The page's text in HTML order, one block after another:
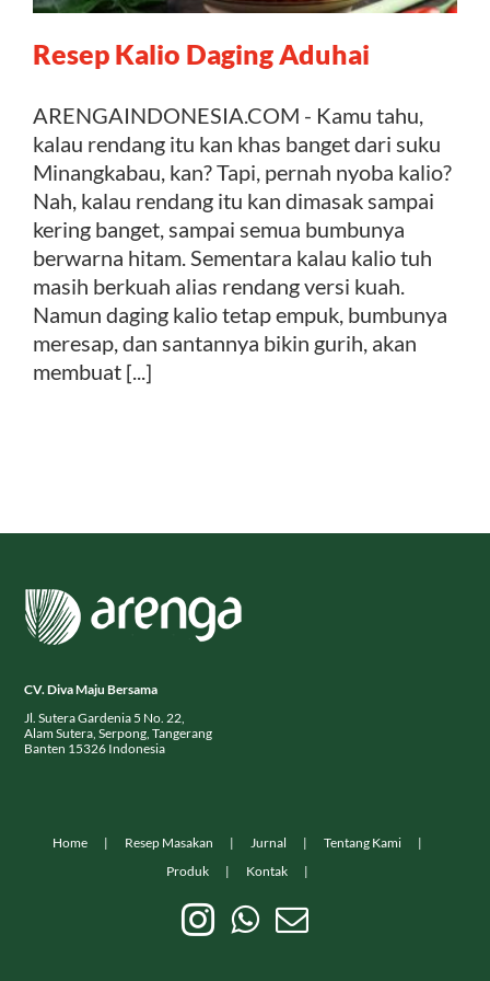
Kontak
Resep Kalio Daging Aduhai
ARENGAINDONESIA.COM - Kamu tahu,
kalau rendang itu kan khas banget dari suku
Minangkabau, kan? Tapi, pernah nyoba kalio?
Nah, kalau rendang itu kan dimasak sampai
kering banget, sampai semua bumbunya
berwarna hitam. Sementara kalau kalio tuh
masih berkuah alias rendang versi kuah.
Namun daging kalio tetap empuk, bumbunya
meresap, dan santannya bikin gurih, akan
membuat [...]
CV. Diva Maju Bersama
Jl. Sutera Gardenia 5 No. 22,
Alam Sutera, Serpong, Tangerang
Banten 15326 Indonesia
Home Resep Masakan Jurnal
Tentang Kami
Produk
Kontak